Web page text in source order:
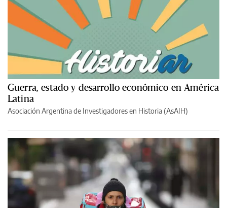
Guerra, estado y desarrollo económico en América
Latina
Asociación Argentina de Investigadores en Historia (AsAIH)